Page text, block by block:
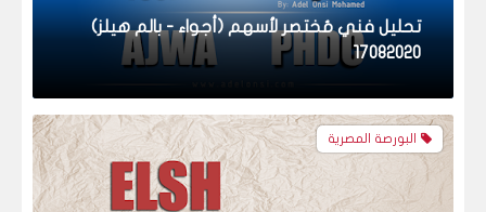
البورصة المصرية
تحليل فني مُختصر لسهم الشمس للإسكان
والتعمير وسهم كابو 16082020